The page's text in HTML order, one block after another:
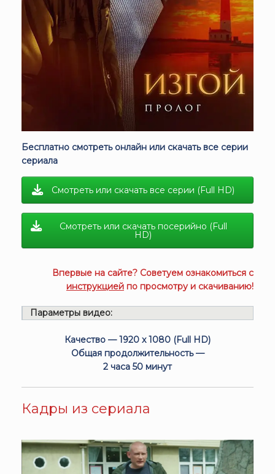
Бесплатно смотреть онлайн или скачать все серии
сериала
Смотреть или скачать все серии (Full HD)
Смотреть или скачать посерийно (Full
HD)
Впервые на сайте? Советуем ознакомиться с
инструкцией по просмотру и скачиванию!
Параметры видео:
Качество — 1920 x 1080 (Full HD)
Общая продолжительность —
2 часа 50 минут
Кадры из сериала